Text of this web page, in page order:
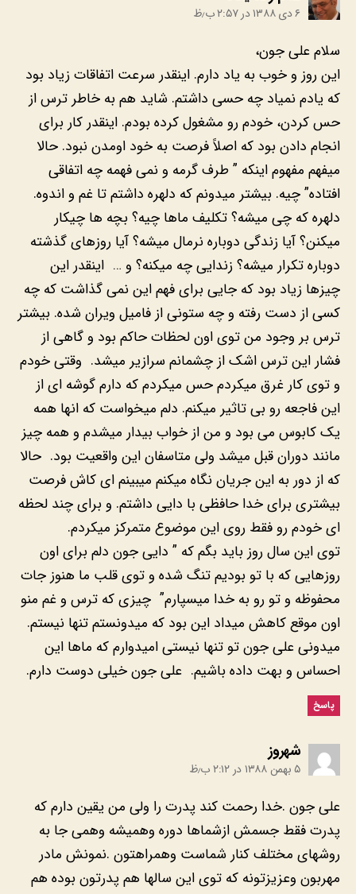
۶ دی ۱۳۸۸ در ۲:۵۷ ب٫ظ
‎این روز و خوب به یاد دارم. اینقدر سرعت اتفاقات زیاد بود
که یادم نمیاد چه حسی داشتم. شاید هم به خاطر ترس از
حس کردن، خودم رو مشغول کرده بودم. اینقدر کار برای
انجام دادن بود که اصلاً فرصت به خود اومدن نبود. حالا
میفهم مفهوم اینکه ” طرف گرمه و نمی فهمه چه اتفاقی
افتاده” چیه. بیشتر میدونم که دلهره داشتم تا غم و اندوه.
دلهره که چی میشه؟ تکلیف ماها چیه؟ بچه ها چیکار
میکنن؟ آیا زندگی دوباره نرمال میشه؟ آیا روزهای گذشته
دوباره تکرار میشه؟ زندایی چه میکنه؟ و … اینقدر این
چیزها زیاد بود که جایی برای فهم این نمی گذاشت که چه
کسی از دست رفته و چه ستونی از فامیل ویران شده. بیشتر
ترس بر وجود من توی اون لحظات حاکم بود و گاهی از
فشار این ترس اشک از چشمانم سرازیر میشد. وقتی خودم
و توی کار غرق میکردم حس میکردم که دارم گوشه ای از
این فاجعه رو بی تاثیر میکنم. دلم میخواست که انها همه
یک کابوس می بود و من از خواب بیدار میشدم و همه چیز
مانند دوران قبل میشد ولی متاسفان این واقعیت بود. حالا
که از دور به این جریان نگاه میکنم میبینم ای کاش فرصت
بیشتری برای خدا حافظی با دایی داشتم. و برای چند لحظه
ای خودم رو فقط روی این موضوع متمرکز میکردم.
‎توی این سال روز باید بگم که ” دایی جون دلم برای اون
روزهایی که با تو بودیم تنگ شده و توی قلب ما هنوز جات
محفوظه و تو رو به خدا میسپارم” چیزی که ترس و غم منو
اون موقع کاهش میداد این بود که میدونستم تنها نیستم.
میدونی علی جون تو تنها نیستی امیدوارم که ماها این
احساس و بهت داده باشیم. علی جون خیلی دوست دارم.
پاسخ
۵ بهمن ۱۳۸۸ در ۲:۱۲ ب٫ظ
‎علی جون .خدا رحمت کند پدرت را ولی من یقین دارم که
پدرت فقط جسمش ازشماها دوره وهمیشه وهمی جا به
روشهای مختلف کنار شماست وهمراهتون .نمونش مادر
مهربون وعزیزتونه که توی این سالها هم پدرتون بوده هم